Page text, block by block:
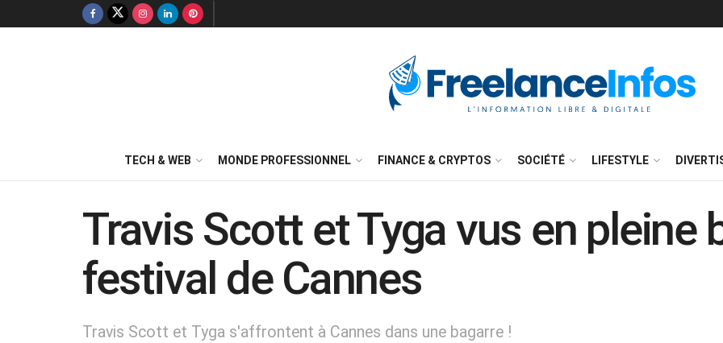
TECH & WEB MONDE PROFESSIONNEL FINANCE & CRYPTOS SOCIÉTÉ LIFESTYLE
Travis Scott et Tyga vus en pleine
festival de Cannes
Travis Scott et Tyga s'affrontent à Cannes dans une bagarre !